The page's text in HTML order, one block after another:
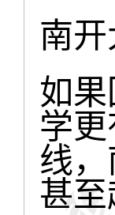
南
如
学
线
甚至